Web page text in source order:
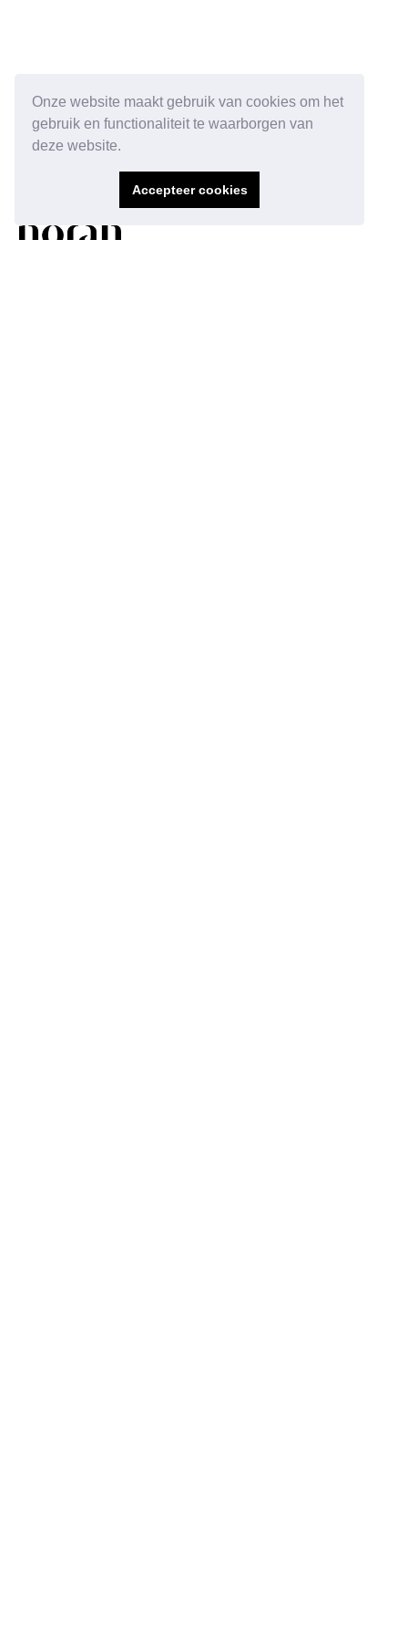
Onze website maakt gebruik van cookies om het
gebruik en functionaliteit te waarborgen van
deze website.
Accepteer cookies